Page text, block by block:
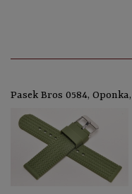
Pasek Bros 0584,